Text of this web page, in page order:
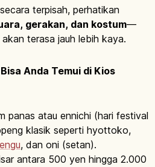
terpisah, perhatikan
gerakan, dan kostum—
terasa jauh lebih kaya.
Anda Temui di Kios
panas atau ennichi (hari festival
klasik seperti hyottoko,
, dan oni (setan).
antara 500 yen hingga 2.000